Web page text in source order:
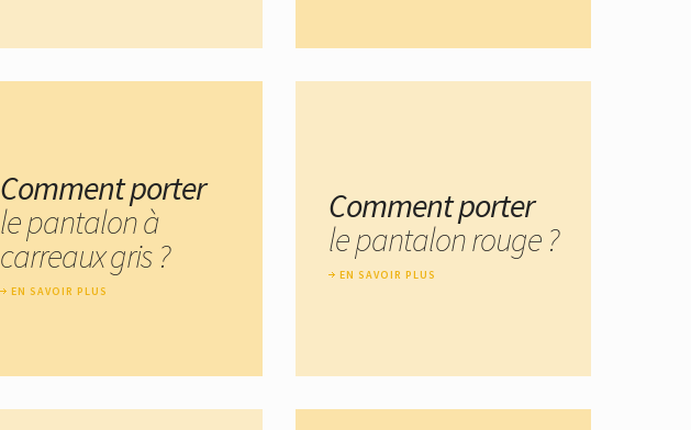
Comment porter
le pantalon à
carreaux gris ?
EN SAVOIR PLUS
Comment porter
le pantalon rouge ?
EN SAVOIR PLUS